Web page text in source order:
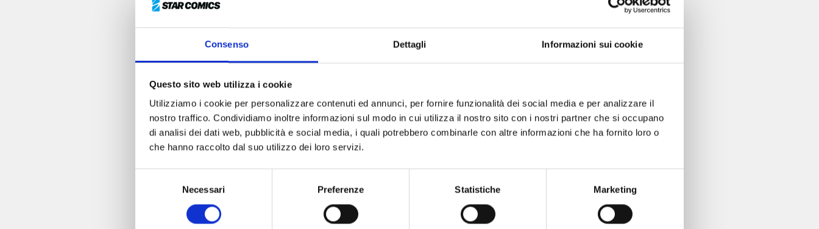
Consenso Dettagli Informazioni sui cookie
Questo sito web utilizza i cookie
Utilizziamo i cookie per personalizzare contenuti ed annunci, per fornire funzionalità dei social media e per analizzare il
nostro traffico. Condividiamo inoltre informazioni sul modo in cui utilizza il nostro sito con i nostri partner che si occupano
di analisi dei dati web, pubblicità e social media, i quali potrebbero combinarle con altre informazioni che ha fornito loro o
che hanno raccolto dal suo utilizzo dei loro servizi.
Necessari Preferenze Statistiche Marketing
22/10/2024
€ 15,00